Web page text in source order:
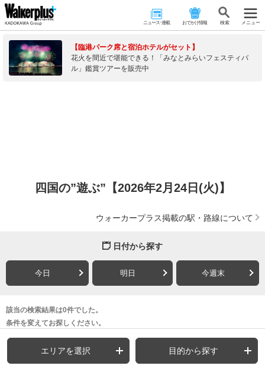
ニュース･連載 おでかけ情報 検 索 メニュー
【臨港パーク席と宿泊ホテルがセット】
花火を間近で堪能できる！「みなとみらいフェスティバ
ル」鑑賞ツアーを販売中
四国の”遊ぶ”【2026年2月24日(火)】
ウォーカープラス掲載の駅・路線について
日付から探す
今日 明日 今週末
該当の検索結果は0件でした。
条件を変えてお探しください。
エリアを選択 目的から探す